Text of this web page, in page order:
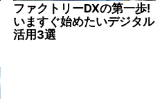
ファクトリーDXの第一歩!
いますぐ始めたいデジタル
活用3選